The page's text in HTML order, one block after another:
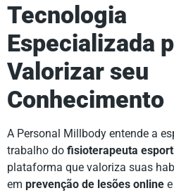
Tecnologia
Especializada
Valorizar seu
Conhecimento
A Personal Millbody entende a
trabalho do fisioterapeuta
plataforma que valoriza suas
em prevenção de lesões online